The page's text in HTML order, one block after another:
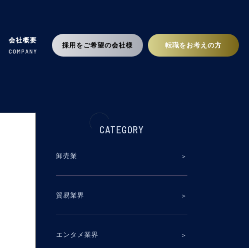
会社概要
COMPANY
採用をご希望の会社様 転職をお考えの方
CATEGORY
卸売業
貿易業界
エンタメ業界